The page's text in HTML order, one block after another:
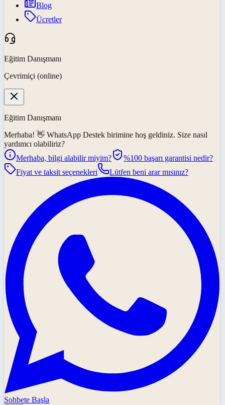
Blog
Ücretler
Eğitim Danışmanı
Çevrimiçi (online)
Eğitim Danışmanı
Merhaba! 👋 WhatsApp Destek birimine hoş geldiniz. Size nasıl
yardımcı olabiliriz?
Merhaba, bilgi alabilir miyim?
%100 başarı garantisi nedir?
Fiyat ve taksit seçenekleri
Lütfen beni arar mısınız?
Sohbete Başla